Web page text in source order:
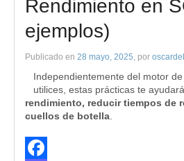
Rendimiento en
ejemplos)
Publicado en 28 mayo, 2025, por
Independientemente del motor
utilices, estas prácticas te
rendimiento, reducir tiempos de
cuellos de botella.